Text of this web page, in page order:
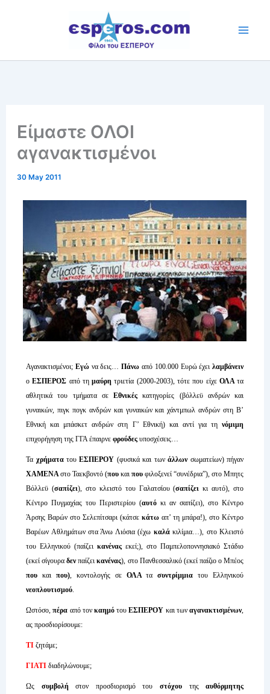
Είμαστε ΟΛΟΙ
αγανακτισμένοι
30 May 2011
Αγανακτισμένοι; Εγώνα δεις…Πάνω από 100.000 Ευρώ έχειλαμβάνειν
οΕΣΠΕΡΟΣ από τημαύρητριετία (2000-2003), τότε που είχε ΟΛΑτα
αθλητικά του τμήματα σεΕθνικέςκατηγορίες (βόλλεϋ ανδρών και
γυναικών, πιγκ πογκ ανδρών και γυναικών και χάντμπωλ ανδρών στη Β’
Εθνική και μπάσκετ ανδρών στη Γ’ Εθνική) και αντί για τηνόμιμη
επιχορήγηση της ΓΓΑ έπαιρνεφρούδεςυποσχέσεις…
Τα χρήματα τουΕΣΠΕΡΟΥ (φυσικά και τωνάλλωνσωματείων) πήγαν
ΧΑΜΕΝΑστο Ταεκβοντό (που καιπου φιλοξενεί “συνέδρια”), στο Μπητς
Βόλλεϋ (σαπίζει), στο κλειστό του Γαλατσίου (σαπίζει κι αυτό), στο
Κέντρο Πυγμαχίας του Περιστερίου (αυτό κι αν σαπίζει), στο Κέντρο
Άρσης Βαρών στο Σελεπίτσαρι (κάτσεκάτω απ’ τη μπάρα!), στο Κέντρο
Βαρέων Αθλημάτων στα Άνω Λιόσια (έχω καλάκιλίμια…), στο Κλειστό
του Ελληνικού (παίζεικανένας εκεί;), στο Παμπελοποννησιακό Στάδιο
(εκεί σίγουραδενπαίζεικανένας), στο Πανθεσσαλικό (εκεί παίζιο ο Μπέος
που και που), κοντολογής σε ΟΛΑτασυντρίμμιατου Ελληνικού
νεοπλουτισμού
Ωστόσο,πέρα από τον καημότουΕΣΠΕΡΟΥ και τωναγανακτισμένων,
ας προσδιορίσουμε:
ΤΙ ζητάμε;
ΓΙΑΤΙδιαδηλώνουμε;
Ως συμβολήστον προσδιορισμό του στόχουτηςαυθόρμητης